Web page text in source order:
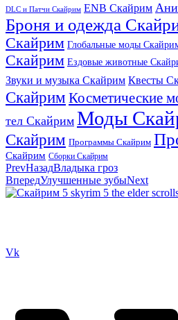
DLC и Патчи Скайрим ENB Скайрим
Броня и одежда
Скайрим Глобальные моды
Скайрим Ездовые животные
Звуки и музыка Скайрим Квесты
Скайрим Косметические
тел Скайрим Моды
Скайрим Программы Скайрим
Скайрим Сборки Скайрим
PrevНазадВладыка гроз
ВпередУлучшенные зубыNext
Vk